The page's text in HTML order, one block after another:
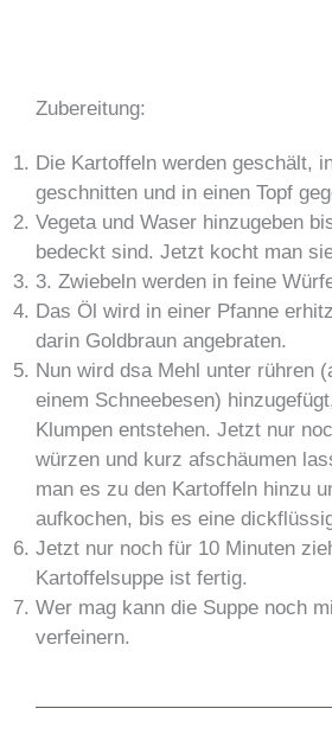
Zubereitung:
Die Kartoffeln werden geschält,
geschnitten und in einen Topf
Vegeta und Waser hinzugeben
bedeckt sind. Jetzt kocht man
3. Zwiebeln werden in feine
Das Öl wird in einer Pfanne
darin Goldbraun angebraten.
Nun wird dsa Mehl unter rühren
einem Schneebesen)
Klumpen entstehen. Jetzt nur
würzen und kurz afschäumen
man es zu den Kartoffeln hinzu
aufkochen, bis es eine
Jetzt nur noch für 10 Minuten
Kartoffelsuppe ist fertig.
Wer mag kann die Suppe noch
verfeinern.